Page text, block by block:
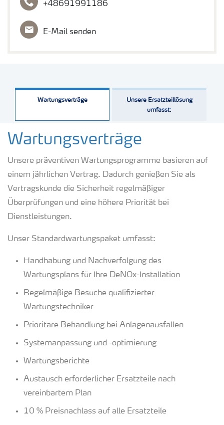
+48691991186
E-Mail senden
Wartungsverträge
Unsere Ersatzteillösung
umfasst:
Wartungsverträge
Unsere präventiven Wartungsprogramme basieren auf
einem jährlichen Vertrag. Dadurch genießen Sie als
Vertragskunde die Sicherheit regelmäßiger
Überprüfungen und eine höhere Priorität bei
Dienstleistungen.
Unser Standardwartungspaket umfasst:
Handhabung und Nachverfolgung des
Wartungsplans für Ihre DeNOx-Installation
Regelmäßige Besuche qualifizierter
Wartungstechniker
Prioritäre Behandlung bei Anlagenausfällen
Systemanpassung und -optimierung
Wartungsberichte
Austausch erforderlicher Ersatzteile nach
vereinbartem Plan
10 % Preisnachlass auf alle Ersatzteile